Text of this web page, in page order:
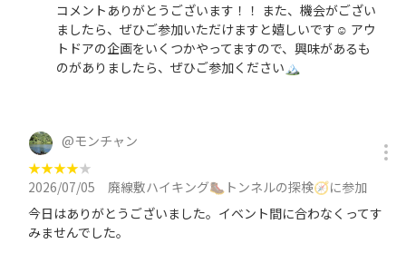
コメントありがとうございます！！ また、機会がござい
ましたら、ぜひご参加いただけますと嬉しいです☺️ アウ
トドアの企画をいくつかやってますので、興味があるも
のがありましたら、ぜひご参加ください🏔️
@モンチャン
★★★★★
2026/07/05
廃線敷ハイキング🥾トンネルの探検🧭に参加
今日はありがとうございました。イベント間に合わなくってす
みませんでした。